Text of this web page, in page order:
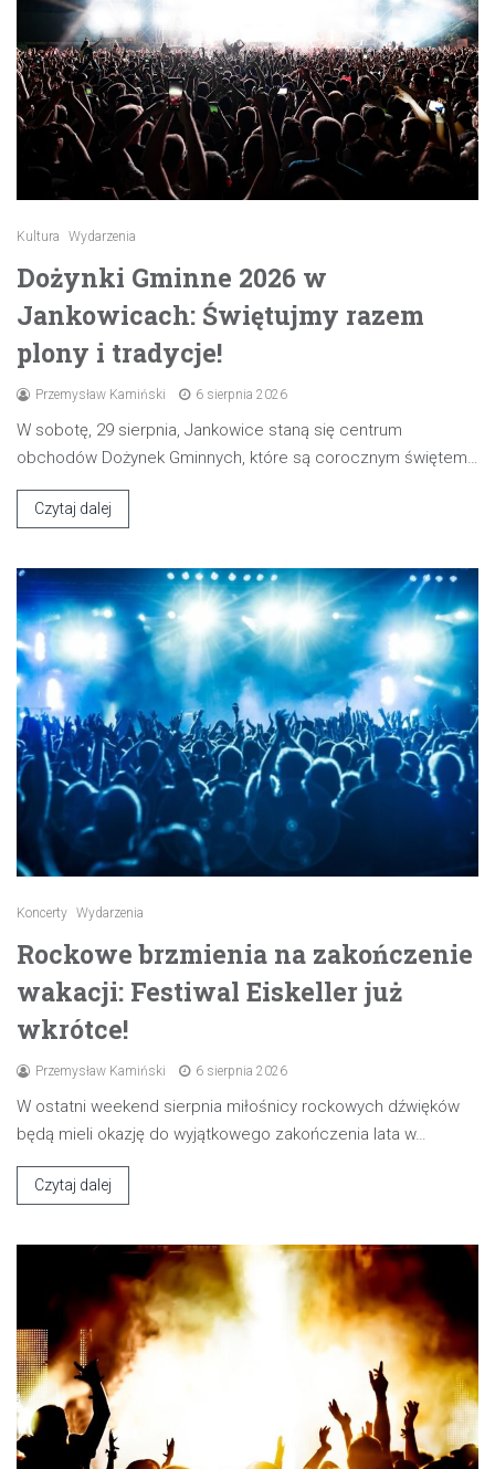
Kultura Wydarzenia
Dożynki Gminne 2026 w
Jankowicach: Świętujmy razem
plony i tradycje!
Przemysław Kamiński 6 sierpnia 2026
W sobotę, 29 sierpnia, Jankowice staną się centrum
obchodów Dożynek Gminnych, które są corocznym świętem…
Czytaj dalej
Koncerty Wydarzenia
Rockowe brzmienia na zakończenie
wakacji: Festiwal Eiskeller już
wkrótce!
Przemysław Kamiński 6 sierpnia 2026
W ostatni weekend sierpnia miłośnicy rockowych dźwięków
będą mieli okazję do wyjątkowego zakończenia lata w…
Czytaj dalej